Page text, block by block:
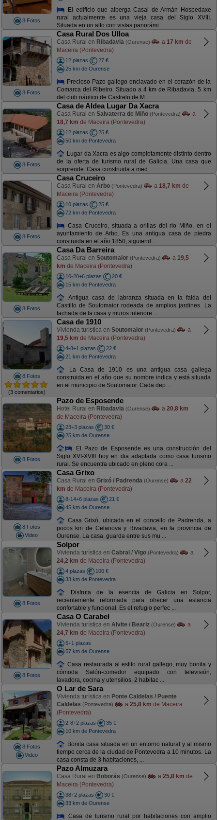
8 Fotos
El edificio que alberga Casal de Armán Hospedaxe
rural actualmente es una vieja casa del Siglo XVIII.
Situada en un alto con vistas panorámi ...
8 Fotos
Casa Rural Dos Ulloa
Casa Rural en Ribadavia (Ourense) a 17 km de
Maceira (Pontevedra)
12 plazas
27 €
25 km de Ourense
Precioso Pazo gallego enclavado en el corazón de la
Comarca del Ribeiro. Situado a 4 km de Ribadavia, 5 km
del club náutico de Castrelo de M ...
8 Fotos
Casa de Aldea Lugar Da Xacra
Casa Rural en Salvaterra de Miño (Pontevedra)
a
18,7 km de Maceira (Pontevedra)
12 plazas
25 €
50 km de Pontevedra
Lugar da Xacra es algo completamente distinto dentro
de la oferta de turismo rural de Galicia. Una casa que
sorprende. Casa construida a med ...
8 Fotos
Casa Cruceiro
Casa Rural en Arbo (Pontevedra) a 18,7 km de
Maceira (Pontevedra)
10 plazas
25 €
72 km de Pontevedra
Casa Cruceiro, situada a orillas del rio Miño, en el
ayuntamiento de Arbo. Es una antigua casa de piedra
construida en el año 1850, siguiend ...
8 Fotos
Casa Da Barreira
Casa Rural en Soutomaior (Pontevedra) a 19,5
km de Maceira (Pontevedra)
10-20+6 plazas
20 €
15 km de Pontevedra
Antigua casa de labranza situada en la falda del
Castillo de Soutomaior rodeada de amplios jardines. La
fachada de la casa y muros interiore ...
8 Fotos
(3 comentarios)
Casa de 1910
Vivienda turística en Soutomaior (Pontevedra)
a
19,5 km de Maceira (Pontevedra)
4-8+1 plazas
22 €
21 km de Pontevedra
La Casa de 1910 es una antigua casa gallega
construida en el año que su nombre indica y está situada
en el municipio de Soutomaior. Cada dep ...
8 Fotos
Pazo de Esposende
Hotel Rural en Ribadavia (Ourense) a 20,8 km
de Maceira (Pontevedra)
23+3 plazas
30 €
25 km de Ourense
El Pazo de Esposende es una construcción del
Siglo XVI-XVIII hoy en dia adaptada como casa turismo
rural. Se encuentra ubicado en pleno cora ...
8 Fotos
Video
Casa Grixo
Casa Rural en Grixó / Padrenda (Ourense) a 22
km de Maceira (Pontevedra)
8-14+6 plazas
21 €
45 km de Ourense
Casa Grixó, ubicada en el concello de Padrenda, a
pocos km de Celanova y Rivadavia, en la provincia de
Ourense. La casa, guarda entre sus mu ...
8 Fotos
Solpor
Vivienda turística en Cabral / Vigo (Pontevedra)
a
24,2 km de Maceira (Pontevedra)
4 plazas
100 €
33 km de Pontevedra
Disfruta de la esencia de Galicia en Solpor,
recientemente reformada para ofrecer una estancia
confortable y funcional. Es el refugio perfec ...
8 Fotos
Casa O Carabel
Vivienda turística en Alvite / Beariz (Ourense)
a
24,7 km de Maceira (Pontevedra)
5+1 plazas
57 km de Ourense
Casa restaurada al estilo rural gallego, muy bonita y
cómoda Salón-comedor equipado con televisión,
lavadora, cocina y utensilios, 2 habitac ...
8 Fotos
Video
O Lar de Sara
Vivienda turística en Ponte Caldelas / Puente
Caldelas (Pontevedra) a 25,8 km de Maceira
(Pontevedra)
2-8+2 plazas
35 €
10 km de Pontevedra
Bonita casa situada en un entorno natural y al mismo
tiempo cerca de la ciudad de Pontevedra a 10 minutos. La
casa consta de 3 habitaciones, ...
Pazo Almuzara
Casa Rural en Boborás (Ourense) a 25,8 km de
Maceira (Pontevedra)
38+2 plazas
30 €
33 km de Ourense
Casa de turismo rural por habitaciones con amplio